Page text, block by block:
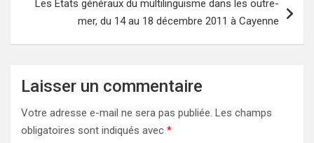
Les États généraux du multilinguisme dans les outre-
mer, du 14 au 18 décembre 2011 à Cayenne
Laisser un commentaire
Votre adresse e-mail ne sera pas publiée. Les champs
obligatoires sont indiqués avec *